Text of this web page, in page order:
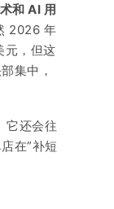
和 AI 用
2026 年
元，但这
集中，
它还会往
在”补短